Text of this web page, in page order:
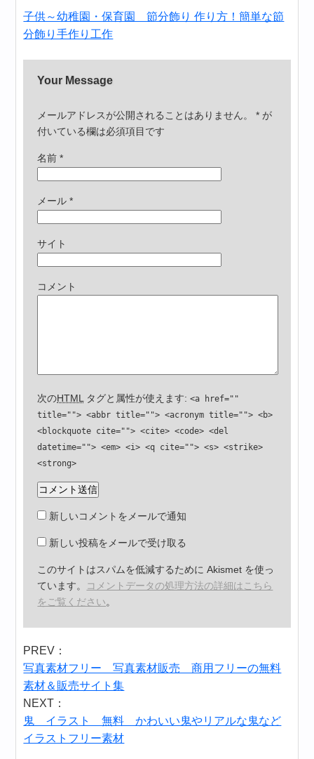
子供～幼稚園・保育園 節分飾り 作り方！簡単な節
分飾り手作り工作
Your Message
メールアドレスが公開されることはありません。 * が
付いている欄は必須項目です
名前*
メール*
サイト
コメント
次のHTML タグと属性が使えます:<a href=""
title=""> <abbr title=""> <acronym title=""> <b>
<blockquote cite=""> <cite> <code> <del
datetime=""> <em> <i> <q cite=""> <s> <strike>
<strong>
新しいコメントをメールで通知
新しい投稿をメールで受け取る
このサイトはスパムを低減するために Akismet を使っ
ています。 コメントデータの処理方法の詳細はこちら
をご覧ください。
PREV：
写真素材フリー 写真素材販売 商用フリーの無料
素材＆販売サイト集
NEXT：
鬼 イラスト 無料 かわいい鬼やリアルな鬼など
イラストフリー素材